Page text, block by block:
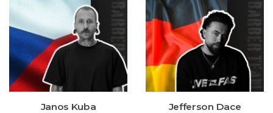
Janos Kuba Jefferson Dace